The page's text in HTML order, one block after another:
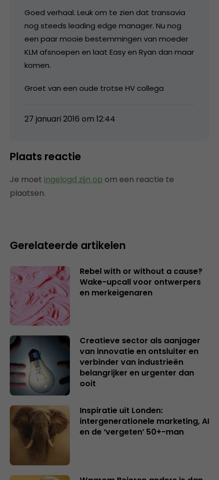
Goed verhaal. Leuk om te zien dat transavia
nog steeds leading edge manager. Nu nog
een paar mooie bestemmingen van moeder
KLM afsnoepen en laat Easy en Ryan dan maar
komen.
Groet van een oude trotse HV collega
27 januari 2016 om 12:44
Plaats reactie
Je moet ingelogd zijn op om een reactie te
plaatsen.
Gerelateerde artikelen
Rebel with or without a cause?
Wake-upcall voor ontwerpers
en merkeigenaren
Creatieve sector als aanjager
van innovatie en ontsluiter en
verbinder van industrieën
belangrijker en urgenter dan
ooit
Inspiratie uit Londen:
intergenerationele marketing, AI
en de ‘vergeten’ 50+-man